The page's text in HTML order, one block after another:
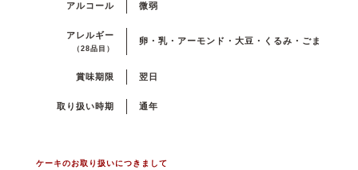
アルコール 微弱
アレルギー
（28品目）
卵・乳・アーモンド・大豆・くるみ・ごま
賞味期限 翌日
取り扱い時期 通年
ケーキのお取り扱いにつきまして